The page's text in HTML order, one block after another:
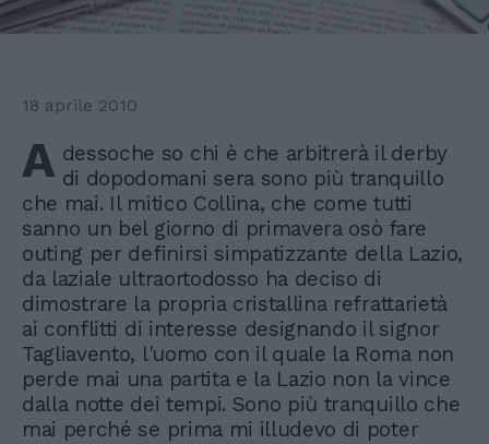
18 aprile 2010
A dessoche so chi è che arbitrerà il derby
di dopodomani sera sono più tranquillo
che mai. Il mitico Collina, che come tutti
sanno un bel giorno di primavera osò fare
outing per definirsi simpatizzante della Lazio,
da laziale ultraortodosso ha deciso di
dimostrare la propria cristallina refrattarietà
ai conflitti di interesse designando il signor
Tagliavento, l'uomo con il quale la Roma non
perde mai una partita e la Lazio non la vince
dalla notte dei tempi. Sono più tranquillo che
mai perché se prima mi illudevo di poter